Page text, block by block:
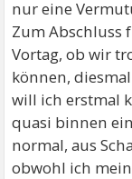
nur eine
Zum Abschluss
Vortag, ob wir
können,
will ich erstmal
quasi binnen
normal, aus
obwohl ich